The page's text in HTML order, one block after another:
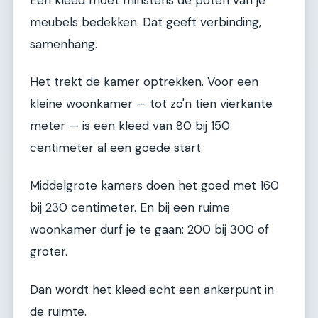
meubels bedekken. Dat geeft verbinding,
samenhang.
Het trekt de kamer optrekken. Voor een
kleine woonkamer — tot zo'n tien vierkante
meter — is een kleed van 80 bij 150
centimeter al een goede start.
Middelgrote kamers doen het goed met 160
bij 230 centimeter. En bij een ruime
woonkamer durf je te gaan: 200 bij 300 of
groter.
Dan wordt het kleed echt een ankerpunt in
de ruimte.